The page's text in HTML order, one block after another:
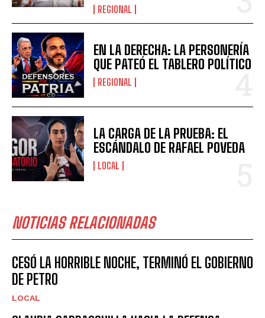
REGIONAL
EN LA DERECHA: LA PERSONERÍA
QUE PATEÓ EL TABLERO POLÍTICO
REGIONAL
LA CARGA DE LA PRUEBA: EL
ESCÁNDALO DE RAFAEL POVEDA
LOCAL
NOTICIAS RELACIONADAS
CESÓ LA HORRIBLE NOCHE, TERMINÓ EL GOBIERNO
DE PETRO
LOCAL